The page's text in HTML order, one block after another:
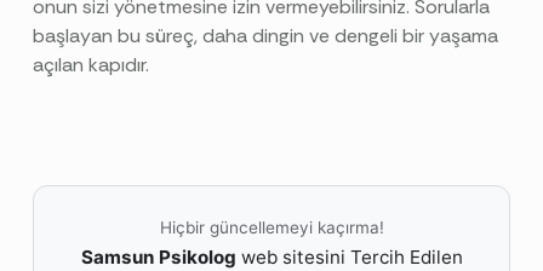
onun sizi yönetmesine izin vermeyebilirsiniz. Sorularla
başlayan bu süreç, daha dingin ve dengeli bir yaşama
açılan kapıdır.
Hiçbir güncellemeyi kaçırma!
Samsun Psikolog web sitesini Tercih Edilen